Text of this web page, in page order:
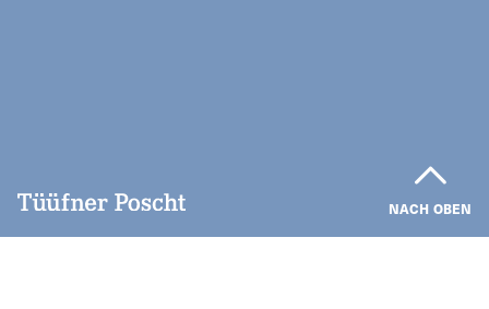
NACH OBEN